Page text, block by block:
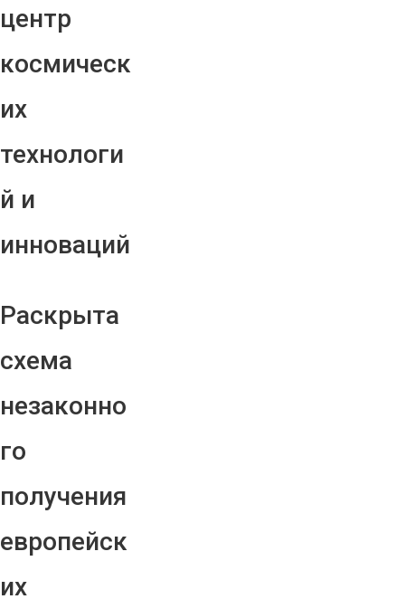
центр
космическ
их
технологи
й и
инноваций
Раскрыта
схема
незаконно
го
получения
европейск
их